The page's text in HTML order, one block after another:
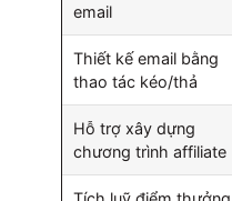
email
Thiết kế email bằng
thao tác kéo/thả
Hỗ trợ xây dựng
chương trình affiliate